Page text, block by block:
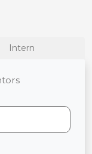
Intern